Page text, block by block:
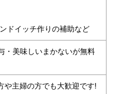
ドイッチ作りの補助など
・美味しいまかないが無料
や主婦の方でも大歓迎です!